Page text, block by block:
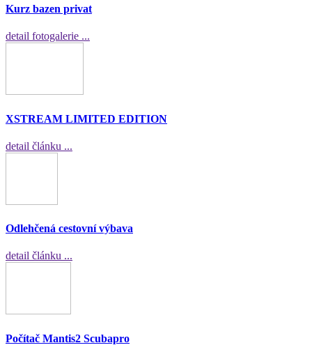
Kurz bazen privat
detail fotogalerie ...
XSTREAM LIMITED EDITION
detail článku ...
Odlehčená cestovní výbava
detail článku ...
Počítač Mantis2 Scubapro